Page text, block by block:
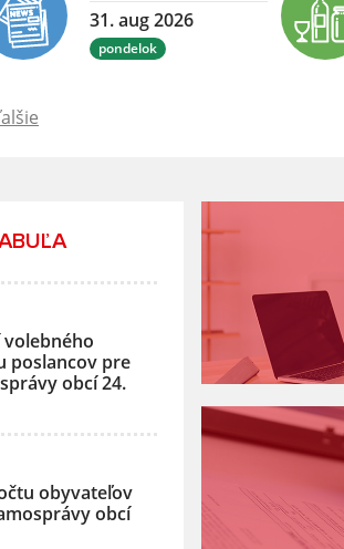
31. aug 2026
pondelok
volebného
poslancov pre
obcí 24.
obyvateľov
obcí